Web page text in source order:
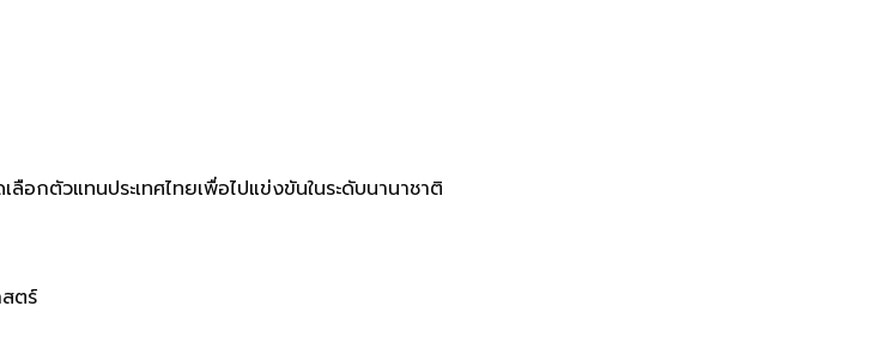
อกตัวแทนประเทศไทยเพื่อไปแข่งขันในระดับนานาชาติ
ตร์